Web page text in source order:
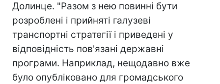
Долинце. "Разом з нею повинні бути
розроблені і прийняті галузеві
транспортні стратегії і приведені у
відповідність пов'язані державні
програми. Наприклад, нещодавно вже
було опубліковано для громадського